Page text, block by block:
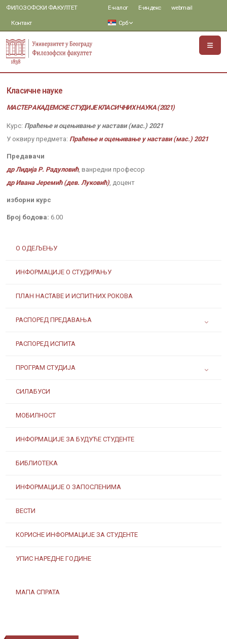
ФИЛОЗОФСКИ ФАКУЛТЕТ
Контакт
Е-налог Е-индекс webmail
Срб
О ОДЕЉЕЊУ
ИНФОРМАЦИЈЕ О СТУДИРАЊУ
ПЛАН НАСТАВЕ И ИСПИТНИХ РОКОВА
РАСПОРЕД ПРЕДАВАЊА
РАСПОРЕД ИСПИТА
ПРОГРАМ СТУДИЈА
СИЛАБУСИ
МОБИЛНОСТ
ИНФОРМАЦИЈЕ ЗА БУДУЋЕ СТУДЕНТЕ
БИБЛИОТЕКА
ИНФОРМАЦИЈЕ О ЗАПОСЛЕНИМА
ВЕСТИ
КОРИСНЕ ИНФОРМАЦИЈЕ ЗА СТУДЕНТЕ
УПИС НАРЕДНЕ ГОДИНЕ
МАПА СПРАТА
Класичне науке
МАСТЕР АКАДЕМСКЕ СТУДИЈЕ КЛАСИЧНИХ НАУКА (2021)
Курс: Праћење и оцењивање у настави (мас.) 2021
У оквиру предмета: Праћење и оцењивање у настави (мас.) 2021
Предавачи
др Лидија Р. Радуловић, ванредни професор
др Ивана Јеремић (дев. Луковић), доцент
изборни курс
Број бодова: 6.00